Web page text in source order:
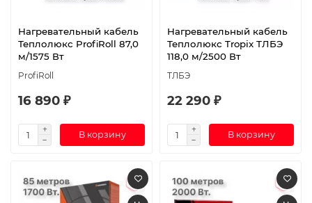
Нагревательный кабель
Теплолюкс ProfiRoll 87,0
м/1575 Вт
ProfiRoll
16 890 ₽
В корзину
Нагревательный кабель
Теплолюкс Tropix ТЛБЭ
118,0 м/2500 Вт
ТЛБЭ
22 290 ₽
В корзину